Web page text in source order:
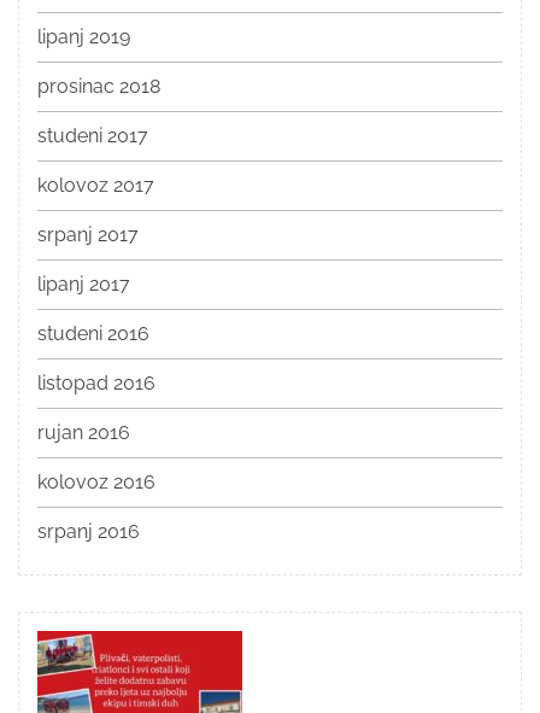
lipanj 2019
prosinac 2018
studeni 2017
kolovoz 2017
srpanj 2017
lipanj 2017
studeni 2016
listopad 2016
rujan 2016
kolovoz 2016
srpanj 2016